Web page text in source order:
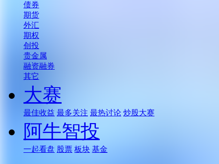
债券
期货
外汇
期权
创投
贵金属
融资融券
其它
大赛
最佳收益 最多关注 最热讨论 炒股大赛
阿牛智投
一起看盘 股票 板块 基金